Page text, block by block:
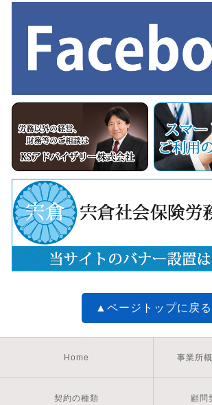
▲ページトップに戻る
Home 事業所
契約の種類 顧問